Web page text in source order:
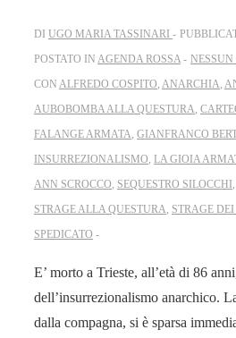
DI UGO MARIA TASSINARI
POSTATO IN AGENDA ROSSA
CON ALFREDO COSPITO ANARCHIA
AUBOBOMBA ALLA QUESTURA
FALANGE ARMATA GIANFRANCO
INSURREZIONALISMO LA GIOIA
ANN SCROCCO SEQUESTRO SILOCCHI
STRAGE ALLA QUESTURA STRAGE
SPEDICATO
E’ morto a Trieste, all’età di 86
dell’insurrezionalismo anarchico.
dalla compagna, si è sparsa